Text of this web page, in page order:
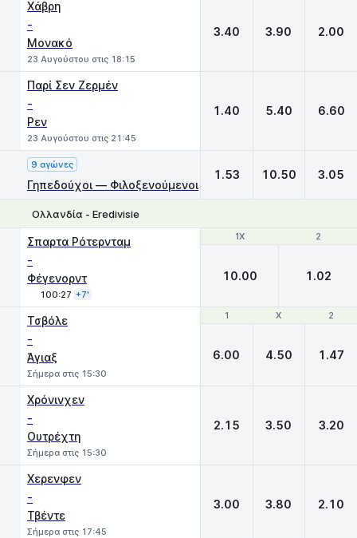
Χάβρη
-
Μονακό
23 Αυγούστου στις 18:15
3.40 3.90 2.00
Παρί Σεν Ζερμέν
-
Ρεν
23 Αυγούστου στις 21:45
1.40 5.40 6.60
9 αγώνες
Γηπεδούχοι — Φιλοξενούμενοι
1.53 10.50 3.05
Ολλανδία - Eredivisie
1X 2
Σπαρτα Ρότερνταμ
-
Φέγενορντ
100:27 +7'
1X 2
10.00 1.02
1 X 2
Τσβόλε
-
Άγιαξ
Σήμερα στις 15:30
1 X 2
6.00 4.50 1.47
Χρόνινχεν
-
Ουτρέχτη
Σήμερα στις 15:30
2.15 3.50 3.20
Χερενφεν
-
Τβέντε
Σήμερα στις 17:45
3.00 3.80 2.10